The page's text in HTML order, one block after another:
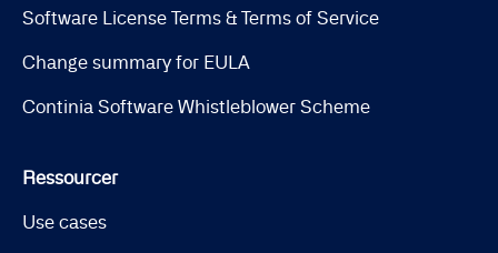
Software License Terms & Terms of Service
Change summary for EULA
Continia Software Whistleblower Scheme
Ressourcer
Use cases